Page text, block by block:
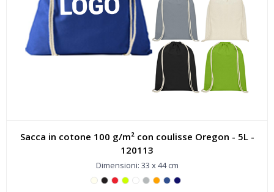
Sacca in cotone 100 g/m² con coulisse Oregon - 5L -
120113
Dimensioni: 33 x 44 cm